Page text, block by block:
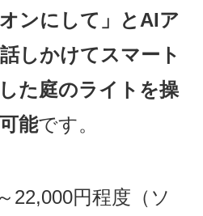
ンにして」とAIア
しかけてスマート
た庭のライトを操
能です。
22,000円程度（ソ